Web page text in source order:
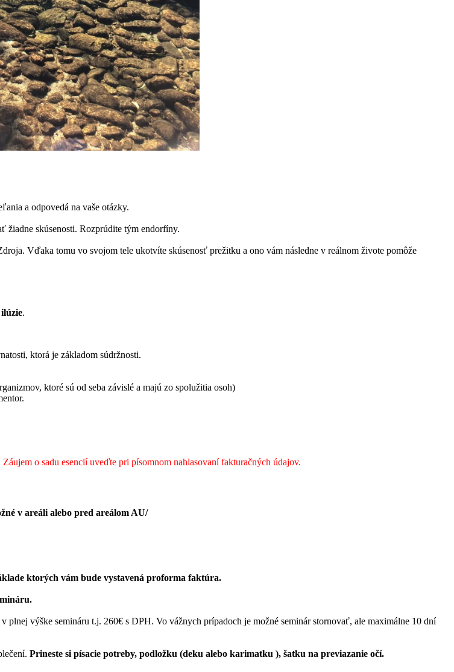
a odpovedá na vaše otázky.
žiadne skúsenosti. Rozprúdite tým endorfíny.
Vďaka tomu vo svojom tele ukotvíte skúsenosť prežitku a ono vám následne v reálnom živote pomôže
.
ktorá je základom súdržnosti.
ktoré sú od seba závislé a majú zo spolužitia osoh)
Záujem o sadu esencií uveďte pri písomnom nahlasovaní fakturačných údajov.
v areáli alebo pred areálom AU/
ktorých vám bude vystavená proforma faktúra.
plnej výške semináru t.j. 260€ s DPH. Vo vážnych prípadoch je možné seminár stornovať, ale maximálne 10 dní
Prineste si písacie potreby, podložku (deku alebo karimatku ), šatku na previazanie očí.